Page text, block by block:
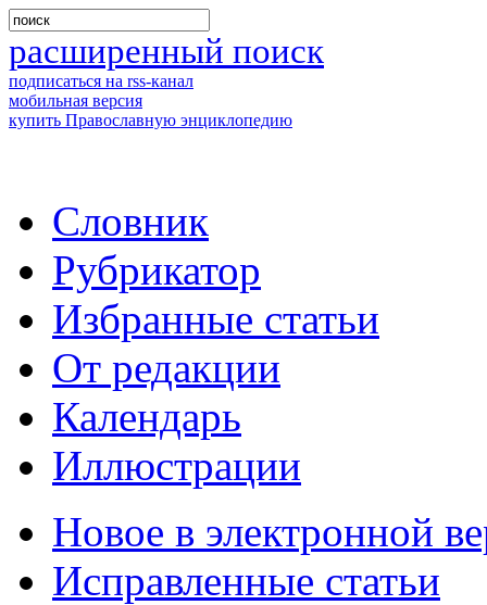
расширенный поиск
подписаться на rss-канал
мобильная версия
купить Православную энциклопедию
Словник
Рубрикатор
Избранные статьи
От редакции
Календарь
Иллюстрации
Новое в электронной
Исправленные статьи